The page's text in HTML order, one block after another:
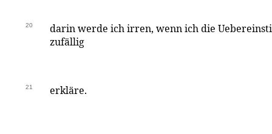
20
darin werde ich irren, wenn ich die
zufällig
21 erkläre.